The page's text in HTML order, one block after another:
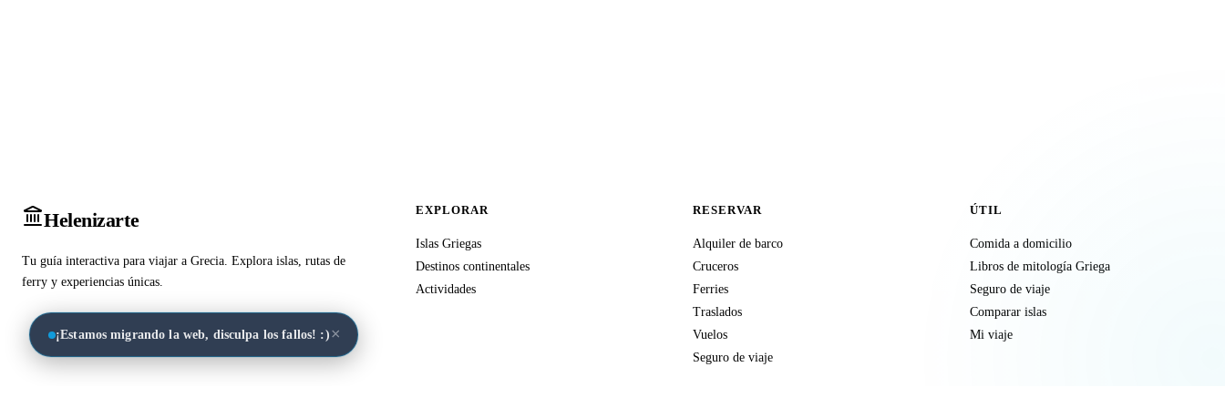
¡Estamos migrando la web, disculpa los fallos! :) ×
Helenizarte
Tu guía interactiva para viajar a Grecia. Explora islas, rutas de
ferry y experiencias únicas.
EXPLORAR
Islas Griegas
Destinos continentales
Actividades
RESERVAR
Alquiler de barco
Cruceros
Ferries
Traslados
Vuelos
Seguro de viaje
ÚTIL
Comida a domicilio
Libros de mitología Griega
Seguro de viaje
Comparar islas
Mi viaje